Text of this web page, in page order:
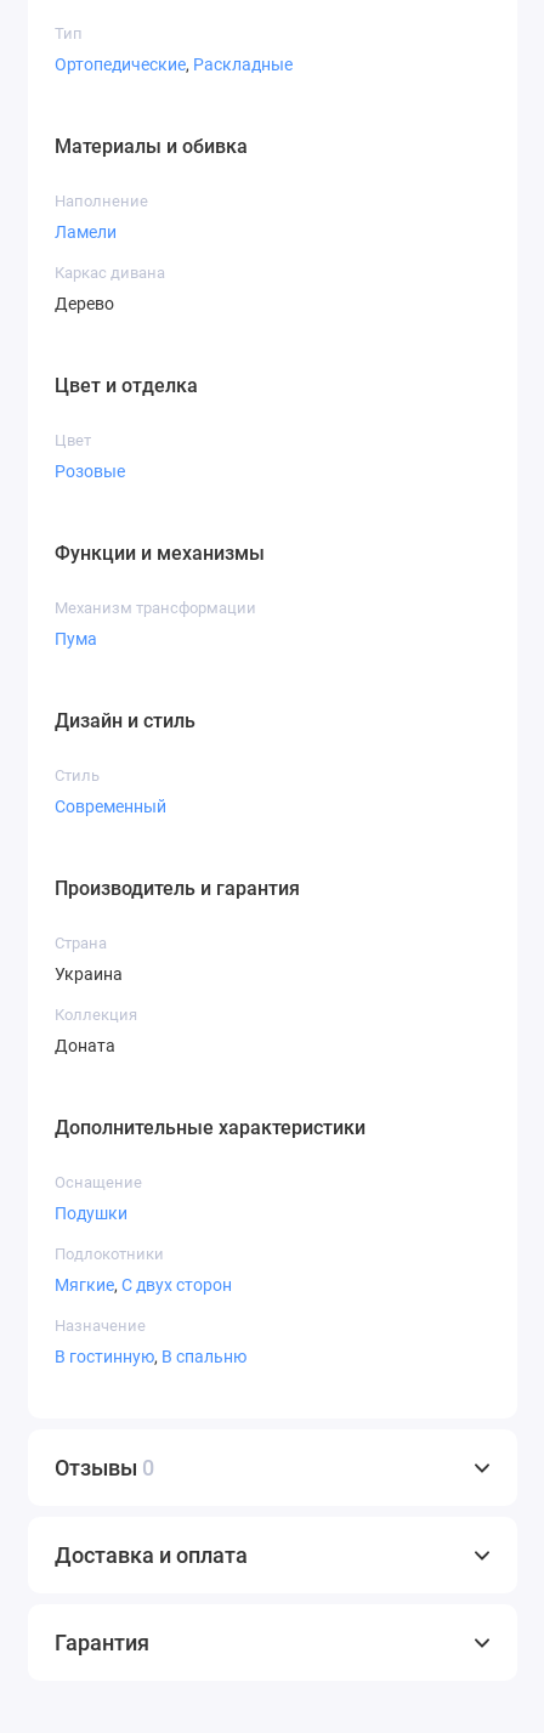
Тип
Ортопедические, Раскладные
Материалы и обивка
Наполнение
Ламели
Каркас дивана
Дерево
Цвет и отделка
Цвет
Розовые
Функции и механизмы
Механизм трансформации
Пума
Дизайн и стиль
Стиль
Современный
Производитель и гарантия
Страна
Украина
Коллекция
Доната
Дополнительные характеристики
Оснащение
Подушки
Подлокотники
Мягкие, С двух сторон
Назначение
В гостинную, В спальню
Отзывы 0
Доставка и оплата
Гарантия